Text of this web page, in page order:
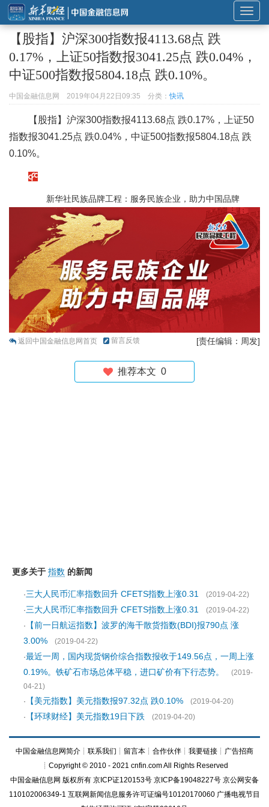
展
开
折
航
【股指】沪深300指数报4113.68点 跌
0.17%，上证50指数报3041.25点 跌0.04%，
中证500指数报5804.18点 跌0.10%。
中国金融信息网 2019年04月22日09:35 分类：快讯
【股指】沪深300指数报4113.68点 跌0.17%，上证50
指数报3041.25点 跌0.04%，中证500指数报5804.18点 跌
0.10%。
新华社民族品牌工程：服务民族企业，助力中国品牌
返回中国金融信息网首页 留言反馈 [责任编辑：周发]
推荐本文 0
更多关于 指数 的新闻
·三大人民币汇率指数回升 CFETS指数上涨0.31
(2019-04-22)
·三大人民币汇率指数回升 CFETS指数上涨0.31
(2019-04-22)
·
【前一日航运指数】波罗的海干散货指数(BDI)报790点 涨
3.00%
(2019-04-22)
·最近一周，国内现货钢价综合指数报收于149.56点，一周上涨
0.19%。铁矿石市场总体平稳，进口矿价有下行态势。
(2019-
04-21)
·
【美元指数】美元指数报97.32点 跌0.10%
(2019-04-20)
·
【环球财经】美元指数19日下跌 (2019-04-20)
中国金融信息网简介 ┊ 联系我们 ┊ 留言本 ┊ 合作伙伴 ┊ 我要链接 ┊ 广告招商
┊Copyright © 2010 - 2021 cnfin.com All Rights Reserved
中国金融信息网 版权所有 京ICP证120153号 京ICP备19048227号 京公网安备
110102006349-1 互联网新闻信息服务许可证编号10120170060 广播电视节目